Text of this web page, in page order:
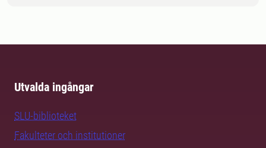
Utvalda ingångar
SLU-biblioteket
Fakulteter och institutioner